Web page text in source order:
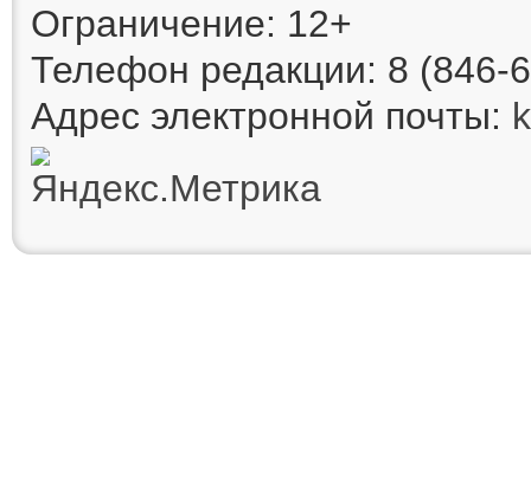
Ограничение: 12+
Телефон редакции: 8 (846-
Адрес электронной почты: